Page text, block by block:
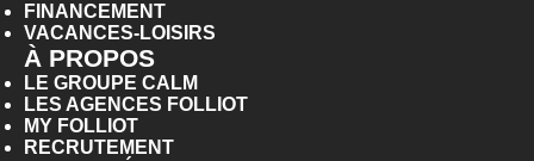
FINANCEMENT
VACANCES-LOISIRS
À PROPOS
LE GROUPE CALM
LES AGENCES FOLLIOT
MY FOLLIOT
RECRUTEMENT